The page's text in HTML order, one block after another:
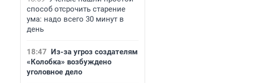
способ отсрочить старение
ума: надо всего 30 минут в
день
18:47 Из-за угроз создателям
«Колобка» возбуждено
уголовное дело